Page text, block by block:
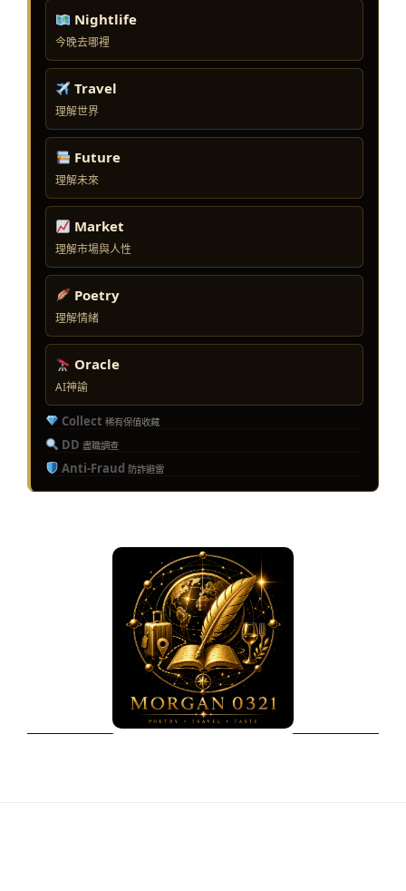
Nightlife
今晚去哪裡
Travel
理解世界
Future
理解未來
Market
理解市場與人性
Poetry
理解情緒
Oracle
AI神諭
Collect 稀有保值收藏
DD 盡職調查
Anti-Fraud 防詐避雷